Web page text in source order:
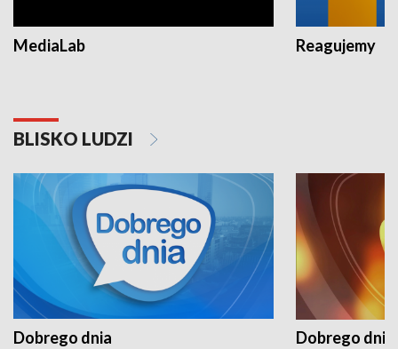
MediaLab Reagujemy
BLISKO LUDZI
Dobrego dnia Dobrego dnia